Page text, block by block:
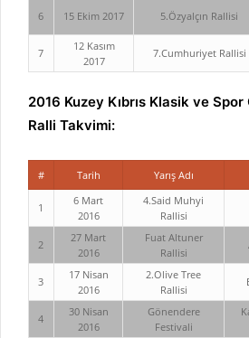
6 15 Ekim 2017 5.Özyalçın Rallisi
7
12 Kasım
2017
7.Cumhuriyet Rallisi
2016 Kuzey Kıbrıs Klasik ve
Ralli Takvimi:
# Tarih Yarış Adı
1
6 Mart
2016
4.Said Muhyi
Rallisi
2
27 Mart
2016
Fuat Altuner
Rallisi
3
17 Nisan
2016
2.Olive Tree
Rallisi
4
30 Nisan
2016
Gönendere
Festivali